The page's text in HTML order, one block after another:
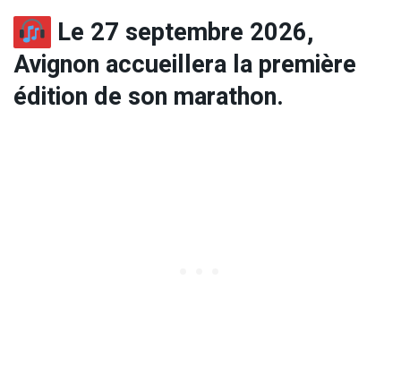
Le 27 septembre 2026,
Avignon accueillera la première
édition de son marathon.